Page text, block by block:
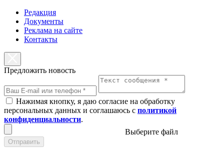
Редакция
Документы
Реклама на сайте
Контакты
Предложить новость
Нажимая кнопку, я даю согласие на обработку
персональных данных и соглашаюсь с политикой
конфиденциальности.
Выберите файл
Отправить